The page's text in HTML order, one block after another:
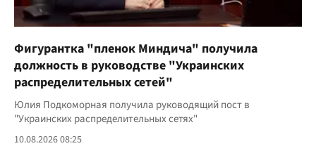
Фигурантка "пленок Миндича" получила
должность в руководстве "Украинских
распределительных сетей"
Юлия Подкоморная получила руководящий пост в
"Украинских распределительных сетях"
10.08.2026 08:25